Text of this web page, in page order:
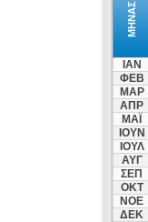
ΜΗΝΑΣ
ΙΑΝ
ΦΕΒ
ΜΑΡ
ΑΠΡ
ΜΑΪ
ΙΟΥΝ
ΙΟΥΛ
ΑΥΓ
ΣΕΠ
ΟΚΤ
ΝΟΕ
ΔΕΚ